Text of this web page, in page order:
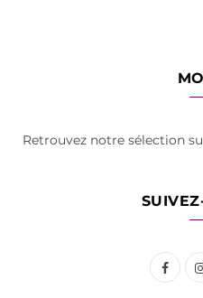
Retrouvez notre sélection
F